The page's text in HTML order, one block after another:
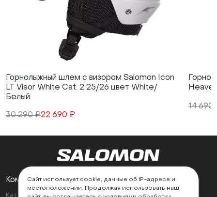
Горнолыжный шлем с визором Salomon Icon
LT Visor White Cat. 2 25/26 цвет White/
Белый
30 290 ₽22 690 ₽
14 690
Компания
Каталог
Поддержка
Контакты
Сайт использует cookie, данные об IP-адресе и
местоположении. Продолжая использовать наш